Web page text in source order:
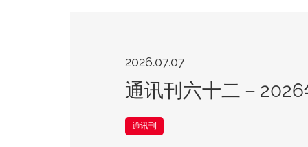
2026.07.07
通讯刊六十二－
通讯刊